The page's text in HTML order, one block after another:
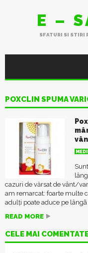
E –
SFATURI SI STIRI
POXCLIN SPUMA
cazuri de vărsat de vânt/
am remarcat: foarte multe
adulți poate aduce pe
READ MORE
CELE MAI